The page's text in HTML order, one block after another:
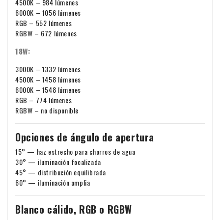
ese caso, es posible transferir el IVA. En ese caso, no le
cobraremos el IVA en la factura. Su número de IVA se
funciona? Póngase en contacto con nosotros.
Si tiene alguna pregunta sobre el envío u otros asuntos, no
electrónico:info@xpropool.com
4500K – 984 lúmenes
6000K – 1056 lúmenes
RGB – 552 lúmenes
RGBW – 672 lúmenes
18W:
3000K – 1332 lúmenes
4500K – 1458 lúmenes
6000K – 1548 lúmenes
RGB – 774 lúmenes
RGBW – no disponible
Opciones de ángulo de apertura
15° — haz estrecho para chorros de agua
30° — iluminación focalizada
45° — distribución equilibrada
60° — iluminación amplia
Blanco cálido, RGB o RGBW